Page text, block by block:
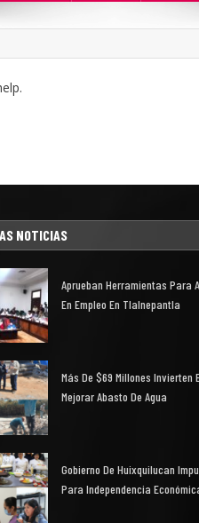
NOTICIAS
Aprueban Herramientas Para
En Empleo En Tlalnepantla
Más De $69 Millones Invierten
Mejorar Abasto De Agua
Gobierno De Huixquilucan
Para Independencia